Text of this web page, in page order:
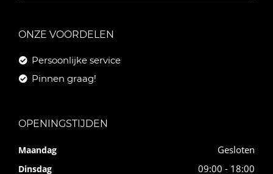
ONZE VOORDELEN
Persoonlijke service
Pinnen graag!
OPENINGSTIJDEN
Maandag Gesloten
Dinsdag 09:00 - 18:00